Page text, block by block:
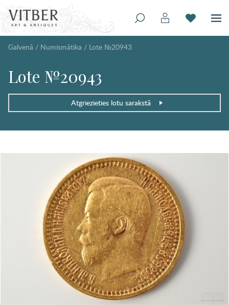
Galvenā / Numismātika / Lote №20943
Lote №20943
Atgriezieties lotu sarakstā